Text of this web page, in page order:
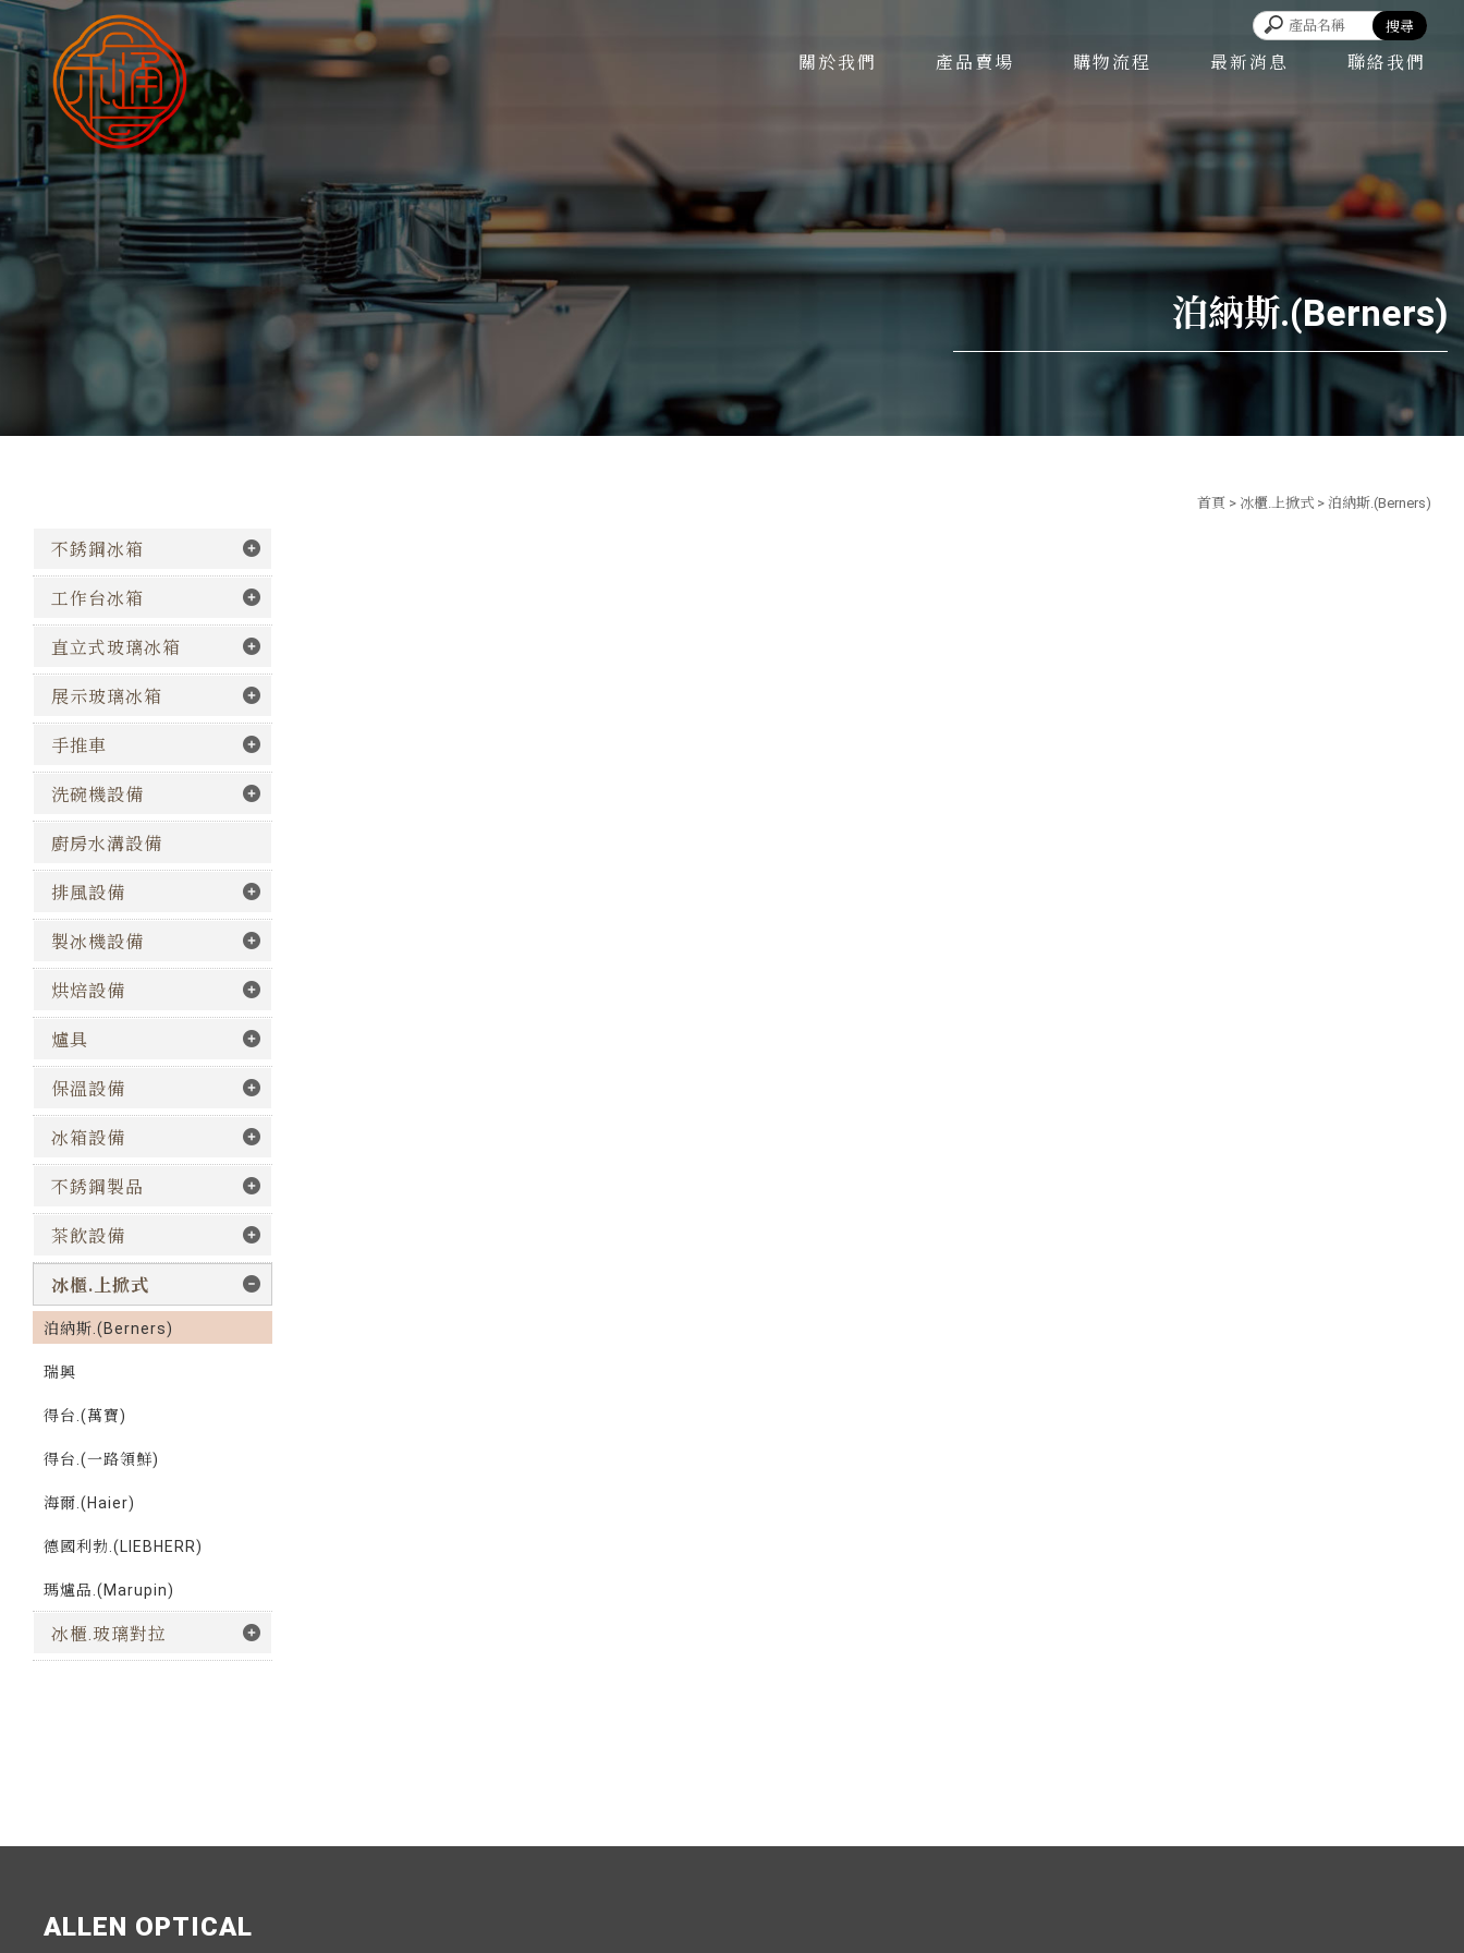
關於我們 產品賣場 購物流程 最新消息 聯絡我們
泊納斯.(Berners)
首頁 > 冰櫃.上掀式 > 泊納斯.(Berners)
不銹鋼冰箱
工作台冰箱
直立式玻璃冰箱
展示玻璃冰箱
手推車
洗碗機設備
廚房水溝設備
排風設備
製冰機設備
烘焙設備
爐具
保溫設備
冰箱設備
不銹鋼製品
茶飲設備
冰櫃.上掀式
泊納斯.(Berners)
瑞興
得台.(萬寶)
得台.(一路領鮮)
海爾.(Haier)
德國利勃.(LIEBHERR)
瑪爐品.(Marupin)
冰櫃.玻璃對拉